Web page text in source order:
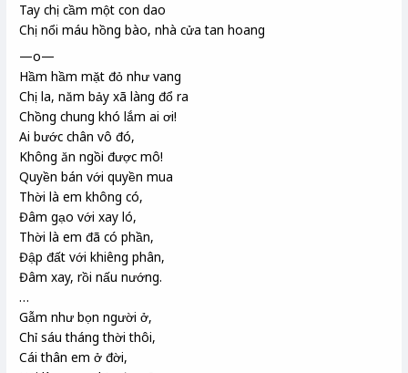
Tay chị cầm một con dao
Chị nổi máu hồng bào, nhà cửa tan hoang
—o—
Hầm hầm mặt đỏ như vang
Chị la, năm bảy xã làng đổ ra
Chồng chung khó lắm ai ơi!
Ai bước chân vô đó,
Không ăn ngồi được mô!
Quyền bán với quyền mua
Thời là em không có,
Đâm gạo với xay ló,
Thời là em đã có phần,
Đập đất với khiêng phân,
Đâm xay, rồi nấu nướng.
…
Gẫm như bọn người ở,
Chỉ sáu tháng thời thôi,
Cái thân em ở đời,